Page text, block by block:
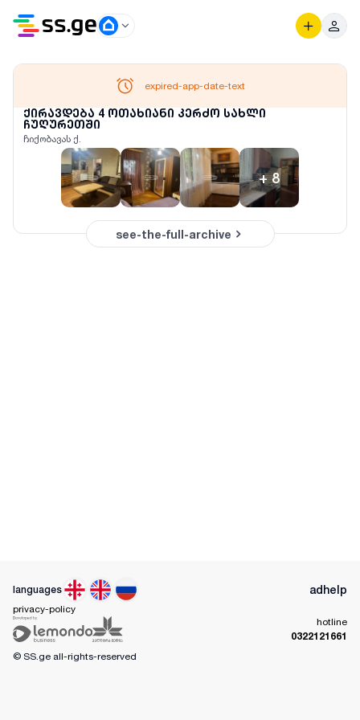
ქირავდება 4 ოთახიანი კერძო სახლი
ჩუღურეთში
ჩიქობავას ქ.
+8
expired-app-date-text
see-the-full-archive
languages adhelp
privacy-policy
hotline
0322121661
© SS.ge all-rights-reserved